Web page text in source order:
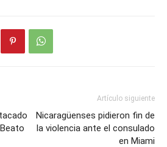
Artículo siguiente
Nicaragüenses pidieron fin de
la violencia ante el consulado
en Miami